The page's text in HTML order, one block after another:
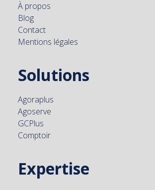
À propos
Blog
Contact
Mentions légales
Solutions
Agoraplus
Agoserve
GCPlus
Comptoir
Expertise